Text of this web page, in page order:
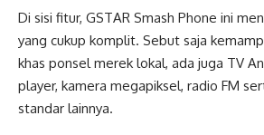
Di sisi fitur, GSTAR Smash Phone ini
yang cukup komplit. Sebut saja
khas ponsel merek lokal, ada juga TV
player, kamera megapiksel, radio FM
standar lainnya.